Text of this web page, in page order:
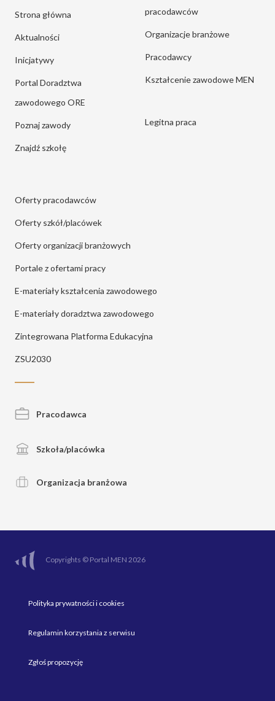
Strona główna
Aktualności
Inicjatywy
Portal Doradztwa
zawodowego ORE
Poznaj zawody
Znajdź szkołę
pracodawców
Organizacje branżowe
Pracodawcy
Kształcenie zawodowe MEN
Legitna praca
Oferty pracodawców
Oferty szkół/placówek
Oferty organizacji branżowych
Portale z ofertami pracy
E-materiały kształcenia zawodowego
E-materiały doradztwa zawodowego
Zintegrowana Platforma Edukacyjna
ZSU2030
Pracodawca
Szkoła/placówka
Organizacja branżowa
Copyrights © Portal MEN 2026
Polityka prywatności i cookies
Regulamin korzystania z serwisu
Zgłoś propozycję